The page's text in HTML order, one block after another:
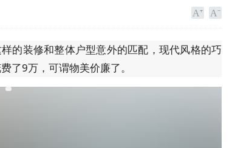
的装修和整体户型意外的匹配，现代风格的巧
了9万，可谓物美价廉了。